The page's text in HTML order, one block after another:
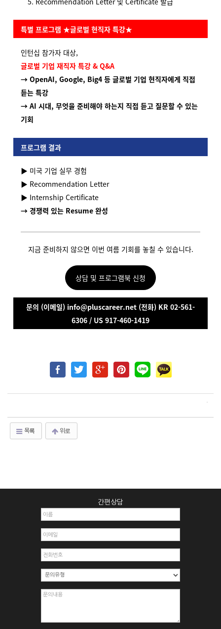
특별 프로그램 ★글로벌 현직자 특강★
인턴십 참가자 대상,
글로벌 기업 재직자 특강 & Q&A
→ OpenAI, Google, Big4 등 글로벌 기업 현직자에게 직접
듣는 특강
→ AI 시대, 무엇을 준비해야 하는지 직접 듣고 질문할 수 있는
기회
프로그램 결과
▶ 미국 기업 실무 경험
▶ Recommendation Letter
▶ Internship Certificate
→ 경쟁력 있는 Resume 완성
지금 준비하지 않으면 이번 여름 기회를 놓칠 수 있습니다.
상담 및 프로그램북 신청
문의 (이메일) info@pluscareer.net (전화) KR 02-561-
6306 / US 917-460-1419
목록 위로
간편상담